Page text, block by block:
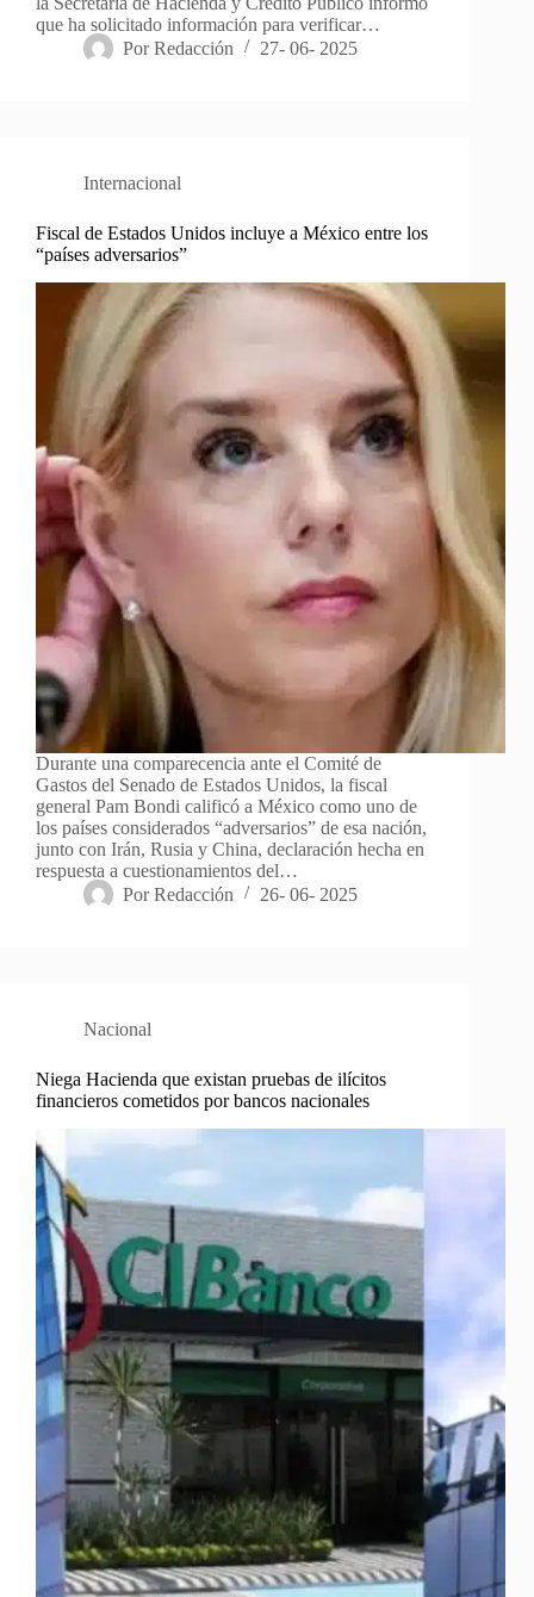
que ha solicitado información para verificar…
Por Redacción 27- 06- 2025
Internacional
Fiscal de Estados Unidos incluye a México entre los
“países adversarios”
Durante una comparecencia ante el Comité de
Gastos del Senado de Estados Unidos, la fiscal
general Pam Bondi calificó a México como uno de
los países considerados “adversarios” de esa nación,
junto con Irán, Rusia y China, declaración hecha en
respuesta a cuestionamientos del…
Por Redacción 26- 06- 2025
Nacional
Niega Hacienda que existan pruebas de ilícitos
financieros cometidos por bancos nacionales